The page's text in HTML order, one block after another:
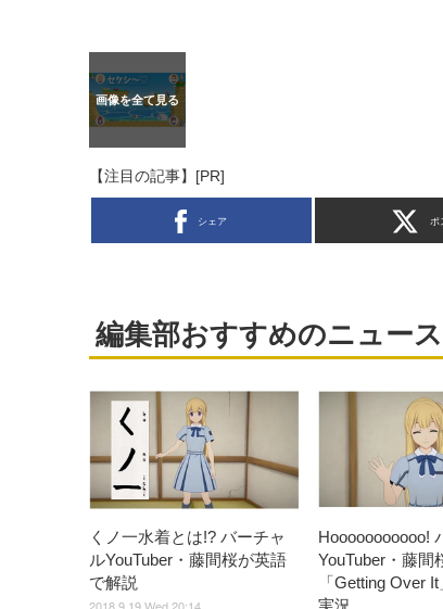
【注目の記事】[PR]
シェア ポ
編集部おすすめのニュース
くノ一水着とは!? バーチャ
ルYouTuber・藤間桜が英語
で解説
2018.9.19 Wed 20:14
Hooooooooooo!
YouTuber・藤間
「Getting Over
実況